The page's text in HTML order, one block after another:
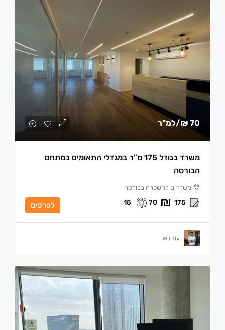
70 ₪ /למ"ר
משרד בגודל 175 מ”ר במגדלי התאומים במתחם
הבורסה
משרדים להשכרה בבורסה
175
70
15 לפרטים
עוז דאר